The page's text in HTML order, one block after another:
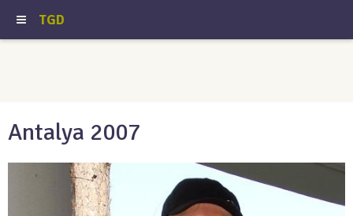
TGD
Antalya 2007